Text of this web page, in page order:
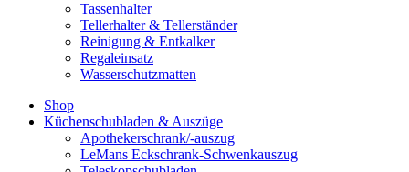
Tassenhalter
Tellerhalter & Tellerständer
Reinigung & Entkalker
Regaleinsatz
Wasserschutzmatten
Shop
Küchenschubladen & Auszüge
Apothekerschrank/-auszug
LeMans Eckschrank-Schwenkauszug